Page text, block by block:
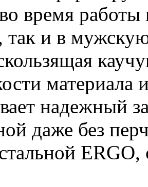
время
и в
надежный
даже без